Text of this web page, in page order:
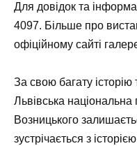
Для довідок та
4097. Більше про
офіційному сайті
За свою багату історію
Львівська національна
Возницького
зустрічається з